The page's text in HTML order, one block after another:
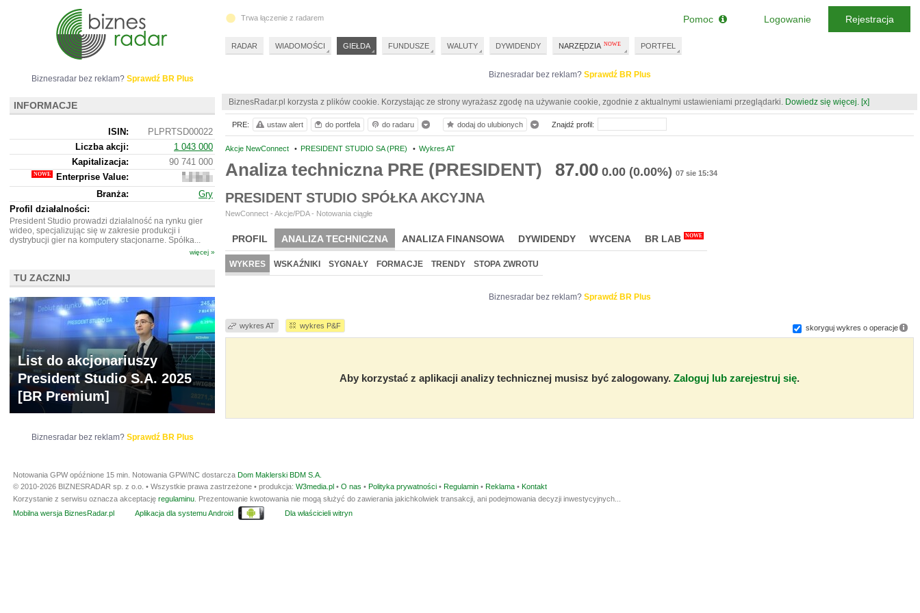
Biznesradar bez reklam? Sprawdź BR Plus
BiznesRadar.pl korzysta z plików cookie. Korzystając ze strony wyrażasz zgodę na używanie cookie, zgodnie z aktualnymi ustawieniami przeglądarki. Dowiedz się więcej. [x]
Akcje NewConnect • PRESIDENT STUDIO SA (PRE) • Wykres AT
Analiza techniczna PRE (PRESIDENT) 87.00 0.00 (0.00%) 07 sie 15:34
PRESIDENT STUDIO SPÓŁKA AKCYJNA
NewConnect - Akcje/PDA - Notowania ciągłe
PROFIL ANALIZA TECHNICZNA ANALIZA FINANSOWA DYWIDENDY WYCENA BR LAB NOWE
WYKRES WSKAŹNIKI SYGNAŁY FORMACJE TRENDY STOPA ZWROTU
Biznesradar bez reklam? Sprawdź BR Plus
wykres AT wykres P&F skoryguj wykres o operacje
Aby korzystać z aplikacji analizy technicznej musisz być zalogowany. Zaloguj lub zarejestruj się.
PRE: ustaw alert do portfela do radaru dodaj do ulubionych Znajdź profil:
Biznesradar bez reklam? Sprawdź BR Plus
INFORMACJE
ISIN:
PLPRTSD00022
Liczba akcji:
1 043 000
Kapitalizacja:
90 741 000
Enterprise Value:
69
473
000
Branża:
Gry
Profil działalności:
President Studio prowadzi działalność na rynku gier
wideo, specjalizując się w zakresie produkcji i
dystrybucji gier na komputery stacjonarne. Spółka...
więcej »
TU ZACZNIJ
List do akcjonariuszy
President Studio S.A. 2025
[BR Premium]
Biznesradar bez reklam? Sprawdź BR Plus
Trwa łączenie z radarem
RADAR WIADOMOŚCI GIEŁDA FUNDUSZE WALUTY DYWIDENDY NARZĘDZIA PORTFEL
Pomoc Logowanie Rejestracja
Notowania GPW opóźnione 15 min. Notowania GPW/NC dostarcza Dom Maklerski BDM S.A.
© 2010-2026 BIZNESRADAR sp. z o.o. • Wszystkie prawa zastrzeżone • produkcja: W3media.pl • O nas • Polityka prywatności • Regulamin • Reklama • Kontakt
Korzystanie z serwisu oznacza akceptację regulaminu . Prezentowanie kwotowania nie mogą służyć do zawierania jakichkolwiek transakcji, ani podejmowania decyzji inwestycyjnych...
Mobilna wersja BiznesRadar.pl
Aplikacja dla systemu Android Dla właścicieli witryn